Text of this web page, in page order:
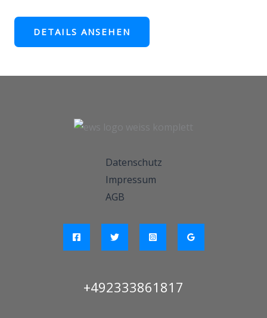
DETAILS ANSEHEN
Datenschutz
Impressum
AGB
+492333861817